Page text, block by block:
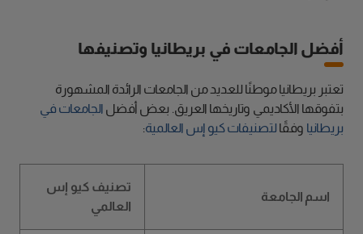
أفضل الجامعات في بريطانيا وتصنيفها
تعتبر بريطانيا موطنًا للعديد من الجامعات الرائدة المشهورة
بتفوقها الأكاديمي وتاريخها العريق. بعض أفضل الجامعات في
بريطانيا وفقًا لتصنيفات كيو إس العالمية:
اسم الجامعة
تصنيف كيو إس
العالمي